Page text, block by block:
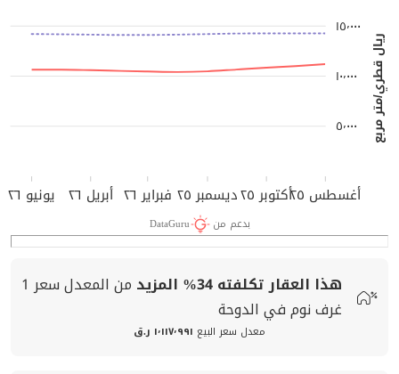
أغسطس ٢٥ أكتوبر ٢٥ ديسمبر ٢٥ فبراير ٢٦ أبريل ٢٦ يونيو ٢٦
ريال قطري/متر مربع ٥٬٠٠٠
١٠٬٠٠٠
١٥٬٠٠٠
بدعم من DataGuru
هذا العقار تكلفته34% المزيد من المعدلسعر 1
غرف نوم في الدوحة
معدل سعر البيع ١٬١١٧٬٩٩١ ر.ق